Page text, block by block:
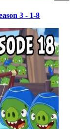
3 - 1-8